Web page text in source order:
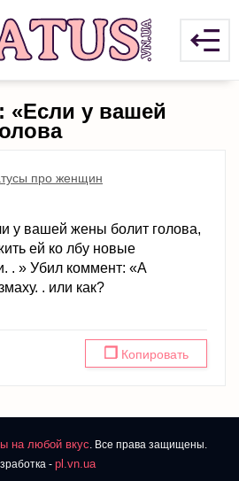
«Если у вашей
про женщин
у вашей жены болит голова,
ей ко лбу новые
. » Убил коммент: «А
. или как?
❐ Копировать
на любой вкус. Все права защищены.
- pl.vn.ua